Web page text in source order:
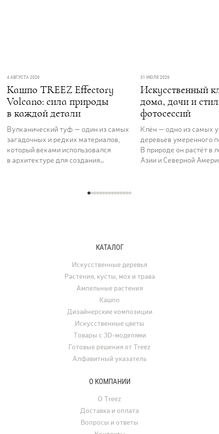
4 АВГУСТА 2026
Кашпо TREEZ Effectory
Volcano: сила природы
в каждой детали
Вулканический туф — один из самых
загадочных и редких материалов,
который веками использовался
в архитектуре для создания
фактурная поверхность как будто
туфа, превращая любую композицию
произведение искусства.
31 ИЮЛЯ 2026
Искусственный
дома, дачи и
фотосессий
Клён — одно из самых
деревьев умеренного
В природе он растёт в
Азии и Северной
применяют для
интерьеров.
ресторанов, офисов,
и других мероприятий.
КАТАЛОГ
Искусственные деревья
Растения, кусты, мох и трава
Ампельные растения
Кашпо
Дизайнерские композиции
Искусственные цветы
Товары с 3D-моделями
Готовые решения от Treez
Алфавитный указатель
О КОМПАНИИ
О Treez
Доставка и оплата
Вопросы и ответы